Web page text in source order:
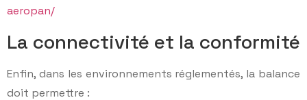
aeropan/
La connectivité et la conformité
Enfin, dans les environnements réglementés, la balance
doit permettre :